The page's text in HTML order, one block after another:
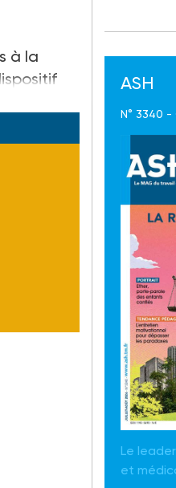
à la
ASH
N° 3340 -
Le
et